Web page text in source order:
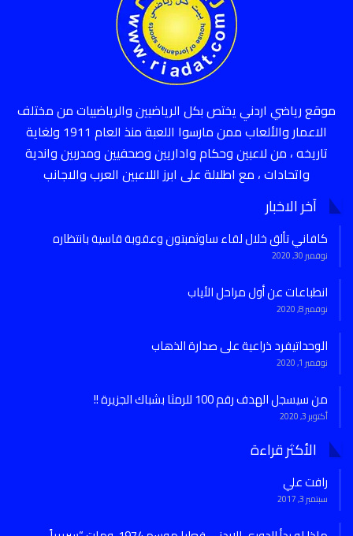
موقع رياضي اردني يختص بكل الرياضيين والرياضييات من مختلف
الاعمار والألعاب ممن مارسوا اللعبة منذ العام 1911 ولغاية
تاريخه ، من لاعبين وحكام واداريين وصحفيين ومدربين واندية
واتحادات ، مع اطلالة على ابرز اللاعبين العرب والاجانب
آخر الاخبار
كافاني تألق خلال لقاء ساوثمبتون وعقوبة قاسية بانتظاره
نوفمبر 30, 2020
انطباعات عن أول مراحل الأياب
نوفمبر 8, 2020
الوحداتيفرد ذراعية على صدارة الذهاب
نوفمبر 1, 2020
من سيسجل الهدف رقم 100 للرمثا بشباك الجزيرة !!
أكتوبر 3, 2020
الأكثر قراءة
رافت علي
سبتمبر 3, 2017